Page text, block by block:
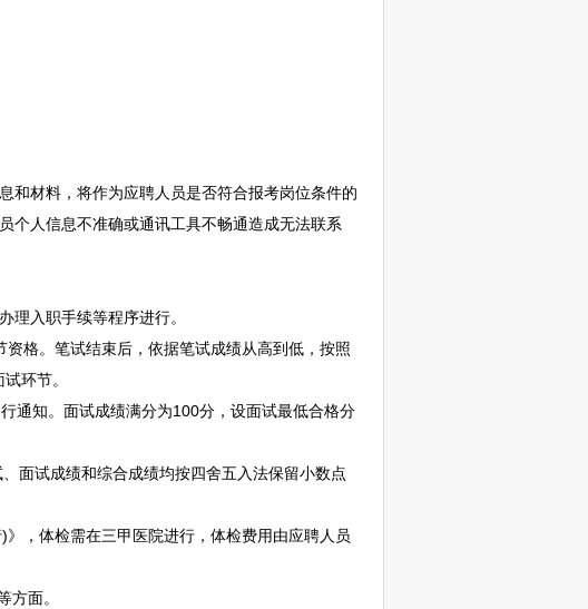
材料，将作为应聘人员是否符合报考岗位条件的
个人信息不准确或通讯工具不畅通造成无法联系
理入职手续等程序进行。
格。笔试结束后，依据笔试成绩从高到低，按照
环节。
知。面试成绩满分为100分，设面试最低合格分
试成绩和综合成绩均按四舍五入法保留小数点
》，体检需在三甲医院进行，体检费用由应聘人员
方面。